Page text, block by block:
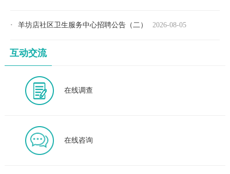
· 羊坊店社区卫生服务中心招聘公告（二） 2026-08-05
互动交流
在线调查
在线咨询